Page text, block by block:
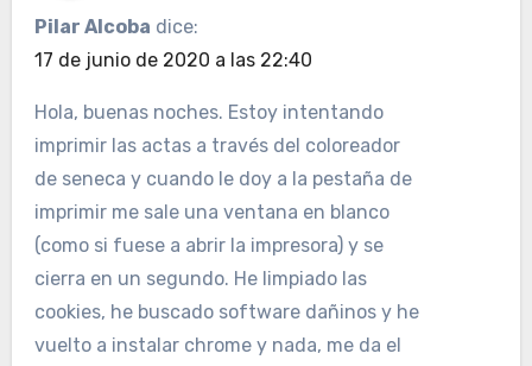
Pilar Alcoba dice:
17 de junio de 2020 a las 22:40
Hola, buenas noches. Estoy intentando
imprimir las actas a través del coloreador
de seneca y cuando le doy a la pestaña de
imprimir me sale una ventana en blanco
(como si fuese a abrir la impresora) y se
cierra en un segundo. He limpiado las
cookies, he buscado software dañinos y he
vuelto a instalar chrome y nada, me da el